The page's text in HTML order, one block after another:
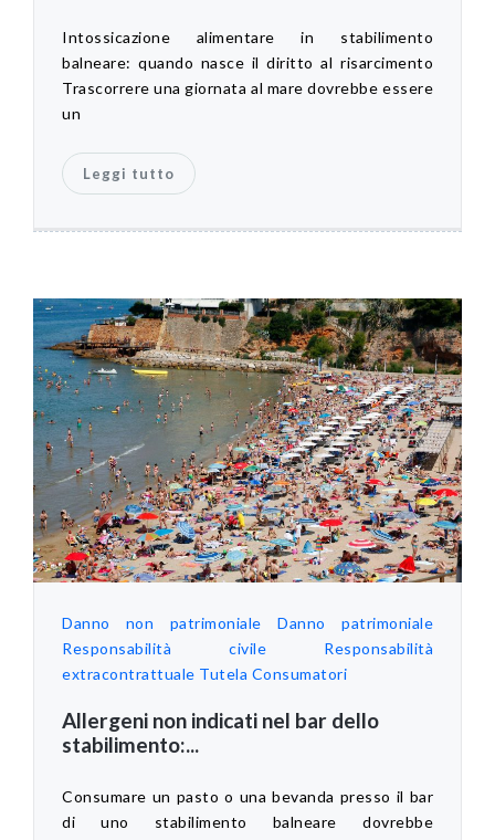
Intossicazione alimentare in stabilimento
balneare: quando nasce il diritto al risarcimento
Trascorrere una giornata al mare dovrebbe essere
un
Leggi tutto
Danno non patrimoniale
Danno patrimoniale
Responsabilità civile
Responsabilità
extracontrattuale Tutela Consumatori
Allergeni non indicati nel bar dello
stabilimento:...
Consumare un pasto o una bevanda presso il bar
di uno stabilimento balneare dovrebbe